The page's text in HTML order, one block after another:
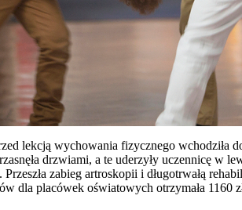
lekcją wychowania fizycznego wchodziła
drzwiami, a te uderzyły uczennicę w
zabieg artroskopii i długotrwałą
dla placówek oświatowych otrzymała 1160